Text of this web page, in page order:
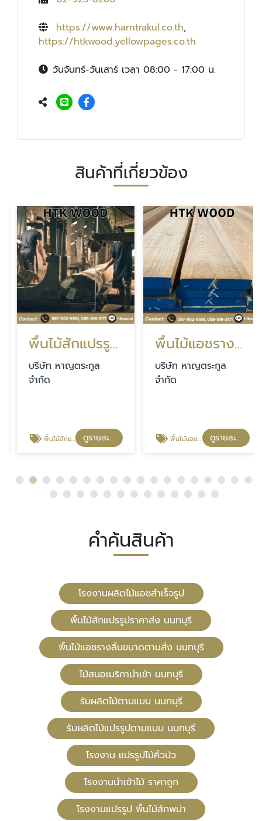
https://www.harntrakul.co.th,
https://htkwood.yellowpages.co.th
วันจันทร์-วันเสาร์ เวลา 08:00 - 17:00 น.
สินค้าที่เกี่ยวข้อง
พื้นไม้สักแปรรูปราคาส่ง นนทบุรี
บริษัท หาญตระกูล
จำกัด
พื้นไม้สักแปรรูปราคาส่ง นนทบุรี ดูรายละเอียด
พื้นไม้แอชรางลิ้นขนาดตามสั่ง นนทบุรี
บริษัท หาญตระกูล
จำกัด
พื้นไม้แอชรางลิ้นขนาดตามสั่ง นนทบุรี ดูรายละเอียด
คำค้นสินค้า
โรงงานผลิตไม้แอชสำเร็จรูป
พื้นไม้สักแปรรูปราคาส่ง นนทบุรี
พื้นไม้แอชรางลิ้นขนาดตามสั่ง นนทบุรี
ไม้สนอเมริกานำเข้า นนทบุรี
รับผลิตไม้ตามแบบ นนทบุรี
รับผลิตไม้แปรรูปตามแบบ นนทบุรี
โรงงาน แปรรูปไม้คิ้วบัว
โรงงานนำเข้าไม้ ราคาถูก
โรงงานแปรรูป พื้นไม้สักพม่า